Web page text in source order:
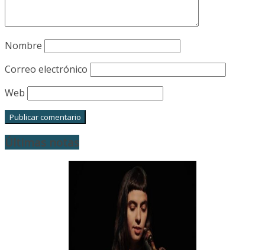
Nombre
Correo electrónico
Web
Últimas notas